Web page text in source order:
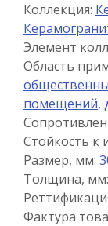
Коллекция:
Элемент
Область
помещений,
Стойкость к
Размер, мм:
Толщина, мм:
Фактура